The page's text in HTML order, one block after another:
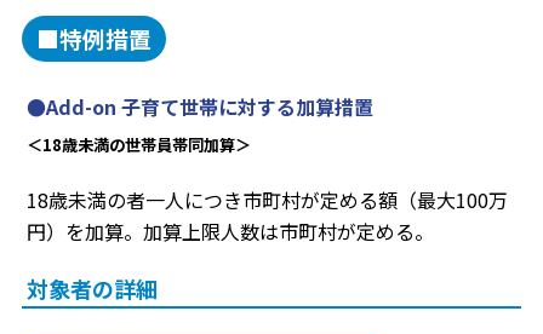
■特例措置
●Add-on 子育て世帯に対する加算措置
＜18歳未満の世帯員帯同加算＞
18歳未満の者一人につき市町村が定める額（最大100万
円）を加算。加算上限人数は市町村が定める。
対象者の詳細